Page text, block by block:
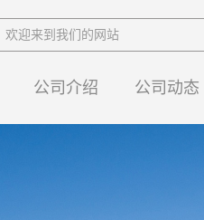
欢迎来到我们的网站
公司介绍 公司动态